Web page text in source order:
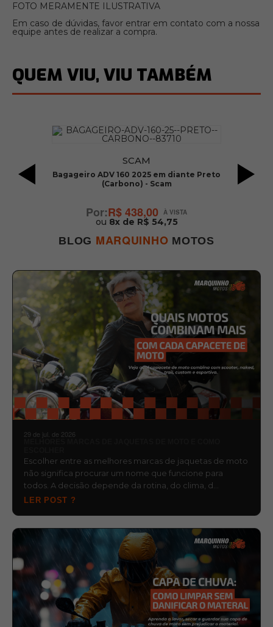
FOTO MERAMENTE ILUSTRATIVA
Em caso de dúvidas, favor entrar em contato com a nossa
equipe antes de realizar a compra.
QUEM VIU, VIU TAMBÉM
SCAM
Bagageiro ADV 160 2025 em diante Preto
(Carbono) - Scam
R$ 438,00
ou 8x de R$ 54,75
BLOG MARQUINHO MOTOS
29 de jul. de 2026
Escolher entre as melhores marcas de jaquetas de moto
não significa procurar um nome que funcione para
todos. A decisão depende da rotina, do clima, d…
LER POST ?